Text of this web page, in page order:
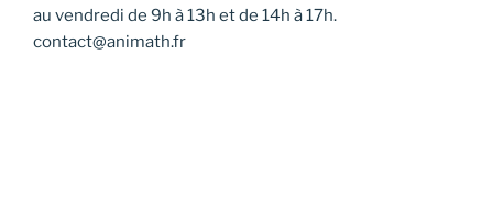
au vendredi de 9h à 13h et de 14h à 17h.
contact@animath.fr